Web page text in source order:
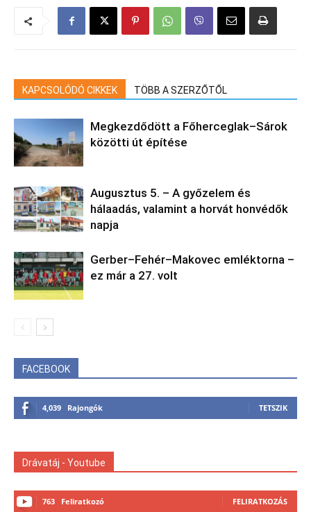
KAPCSOLÓDÓ CIKKEK TÖBB A SZERZŐTŐL
Megkezdődött a Főherceglak–Sárok
közötti út építése
Augusztus 5. – A győzelem és
hálaadás, valamint a horvát honvédők
napja
Gerber–Fehér–Makovec emléktorna –
ez már a 27. volt
FACEBOOK
4,039 Rajongók TETSZIK
Drávatáj - Youtube
763 Feliratkozó FELIRATKOZÁS